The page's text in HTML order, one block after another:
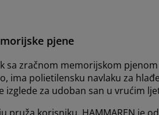
pjene
sa zračnom memorijskom
ima polietilensku navlaku za
izglede za udoban san u vrućim